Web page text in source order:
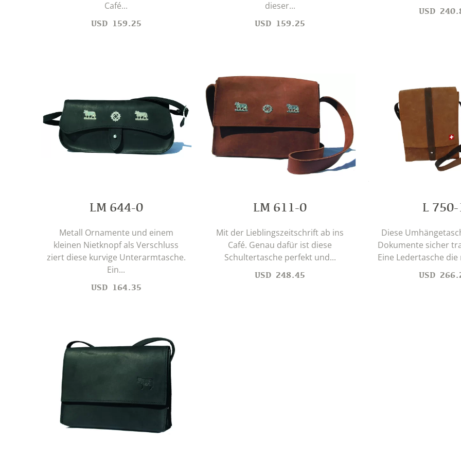
Café...
USD 159.25
dieser...
USD 159.25
USD
LM 644-0
Metall Ornamente und einem
kleinen Nietknopf als Verschluss
ziert diese kurvige Unterarmtasche.
Ein...
USD 164.35
LM 611-0
Mit der Lieblingszeitschrift ab ins
Café. Genau dafür ist diese
Schultertasche perfekt und...
USD 248.45
L
Diese
Dokumente sicher
Eine Ledertasche
USD